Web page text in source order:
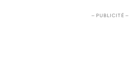
– PUBLICITÉ –